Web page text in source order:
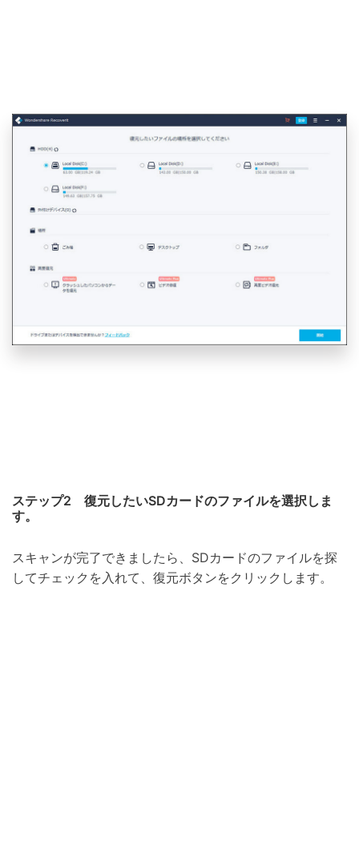
ステップ2 復元したいSDカードのファイルを選択しま
す。
スキャンが完了できましたら、SDカードのファイルを探
してチェックを入れて、復元ボタンをクリックします。